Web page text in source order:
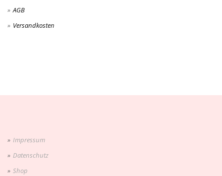
AGB
Versandkosten
Impressum
Datenschutz
Shop